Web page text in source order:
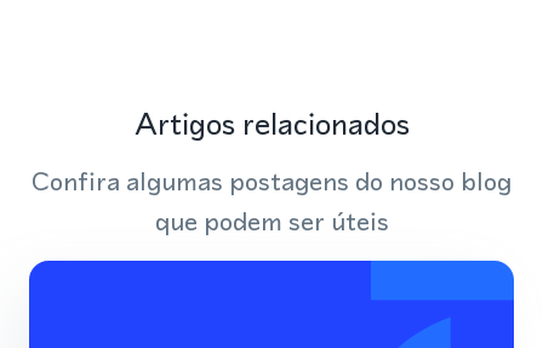
Artigos relacionados
Confira algumas postagens do nosso blog
que podem ser úteis